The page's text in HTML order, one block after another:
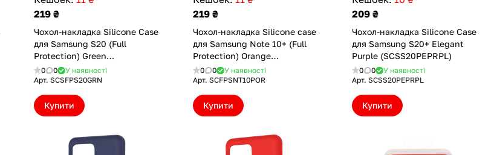
219 ₴
Чохол-накладка Silicone Case
для Samsung S20 (Full
Protection) Green
(SCSFPS20GRN)
0 0
У наявності
Арт. SCSFPS20GRN
Купити
219 ₴
Чохол-накладка Silicone case
для Samsung Note 10+ (Full
Protection) Orange
(SCFPSNT10POR)
0 0
У наявності
Арт. SCFPSNT10POR
Купити
209 ₴
Чохол-накладка Silicone Case
для Samsung S20+ Elegant
Purple (SCSS20PEPRPL)
0 0
У наявності
Арт. SCSS20PEPRPL
Купити